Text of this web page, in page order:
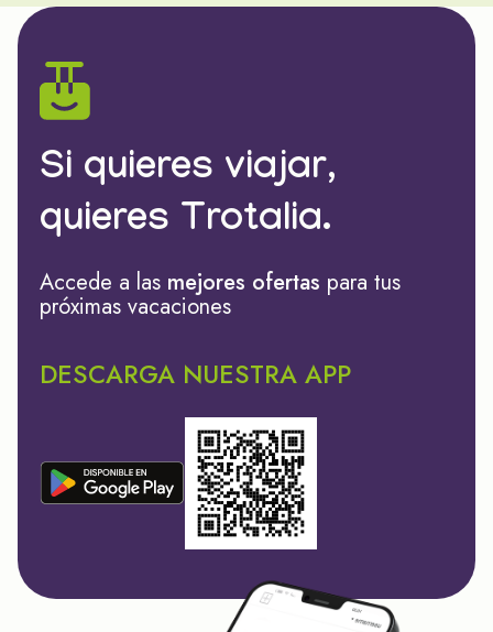
Si quieres viajar,
quieres Trotalia.
Accede a las mejores ofertas para tus
próximas vacaciones
DESCARGA NUESTRA APP